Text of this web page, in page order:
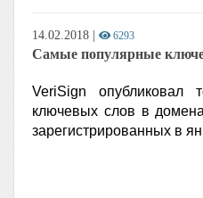
14.02.2018 6293
Самые популярные
VeriSign опубликовал
ключевых слов в
зарегистрированных в